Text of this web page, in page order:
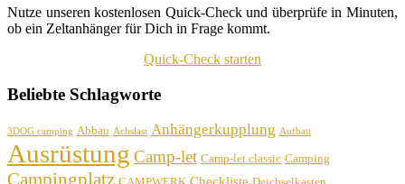
Nutze unseren kostenlosen Quick-Check und überprüfe in Minuten,
ob ein Zeltanhänger für Dich in Frage kommt.
Quick-Check starten
Beliebte Schlagworte
3DOG camping Abbau Achslast Anhängerkupplung Aufbau
Ausrüstung Camp-let Camp-let classic Camping